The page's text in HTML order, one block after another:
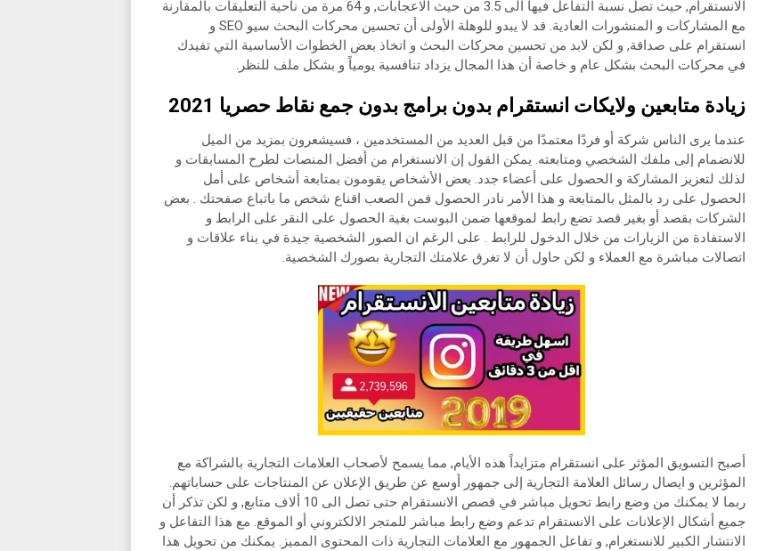
الانستقرام, حيث تصل نسبة التفاعل فيها الى 3.5 من حيث الاعجابات, و 64 مرة من ناحية التعليقات بالمقارنة
مع المشاركات و المنشورات العادية. قد لا يبدو للوهلة الأولى أن تحسين محركات البحث سيو SEO و
انستقرام على صداقة, و لكن لابد من تحسين محركات البحث و اتخاذ بعض الخطوات الأساسية التي تفيدك
في محركات البحث بشكل عام و خاصة أن هذا المجال يزداد تنافسية يومياً و بشكل ملف للنظر.
زيادة متابعين ولايكات انستقرام بدون برامج بدون جمع نقاط حصريا 2021
عندما يرى الناس شركة أو فردًا معتمدًا من قبل العديد من المستخدمين ، فسيشعرون بمزيد من الميل
للانضمام إلى ملفك الشخصي ومتابعته. يمكن القول إن الانستغرام من أفضل المنصات لطرح المسابقات و
لذلك لتعزيز المشاركة و الحصول على أعضاء جدد. بعض الأشخاص يقومون بمتابعة أشخاص على أمل
الحصول على رد بالمثل بالمتابعة و هذا الأمر نادر الحصول فمن الصعب اقناع شخص ما باتباع صفحتك . بعض
الشركات بقصد أو بغير قصد تضع رابط لموقعها ضمن البوست بغية الحصول على النقر على الرابط و
الاستفادة من الزيارات من خلال الدخول للرابط . على الرغم ان الصور الشخصية جيدة في بناء علاقات و
اتصالات مباشرة مع العملاء و لكن حاول أن لا تغرق علامتك التجارية بصورك الشخصية.
أصبح التسويق المؤثر على انستقرام متزايداً هذه الأيام, مما يسمح لأصحاب العلامات التجارية بالشراكة مع
المؤثرين و ايصال رسائل العلامة التجارية إلى جمهور أوسع عن طريق الإعلان عن المنتاجات على حساباتهم.
ربما لا يمكنك من وضع رابط تحويل مباشر في قصص الانستقرام حتى تصل الى 10 ألاف متابع, و لكن تذكر أن
جميع أشكال الإعلانات على الانستقرام تدعم وضع رابط مباشر للمتجر الالكتروني أو الموقع. مع هذا التفاعل و
الانتشار الكبير للانستغرام, و تفاعل الجمهور مع العلامات التجارية ذات المحتوى المميز. يمكنك من تحويل هذا